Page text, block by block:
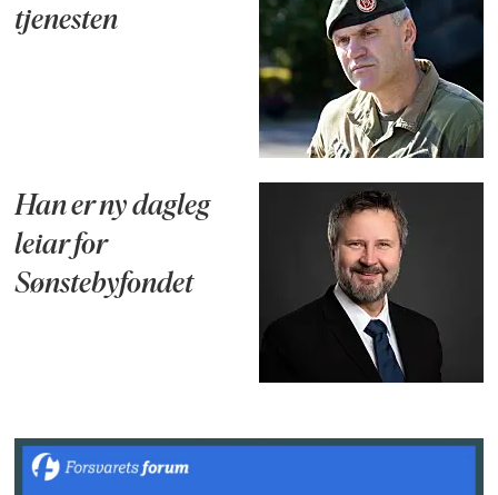
tjenesten
Han er ny dagleg
leiar for
Sønstebyfondet